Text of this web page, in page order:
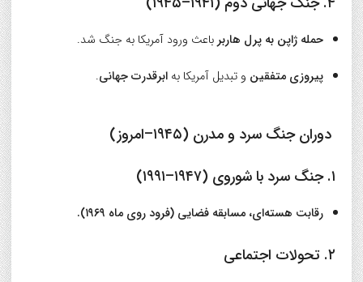
حمله ژاپن به پرل هاربرباعث ورود آمریکا به جنگ شد.
پیروزی متفقین و تبدیل آمریکا به ابرقدرت جهانی.
دوران جنگ سرد و مدرن (۱۹۴۵–امروز)
۱. جنگ سرد با شوروی (۱۹۴۷–۱۹۹۱)
رقابت هسته‌ای، مسابقه فضایی (فرود روی ماه ۱۹۶۹).
۲. تحولات اجتماعی